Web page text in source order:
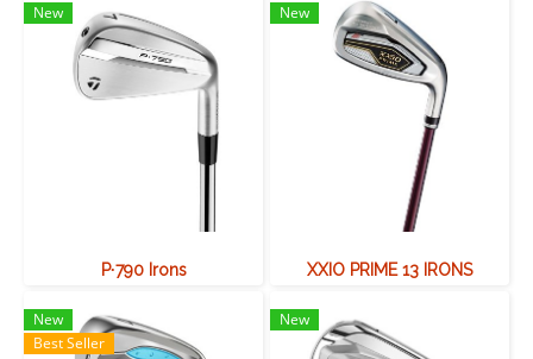
New
P∙790 Irons
New
XXIO PRIME 13 IRONS
New
Best Seller
New